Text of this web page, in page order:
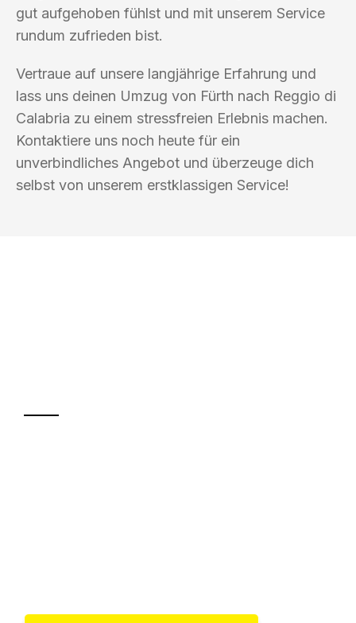
gut aufgehoben fühlst und mit unserem Service
rundum zufrieden bist.
Vertraue auf unsere langjährige Erfahrung und
lass uns deinen Umzug von Fürth nach Reggio di
Calabria zu einem stressfreien Erlebnis machen.
Kontaktiere uns noch heute für ein
unverbindliches Angebot und überzeuge dich
selbst von unserem erstklassigen Service!